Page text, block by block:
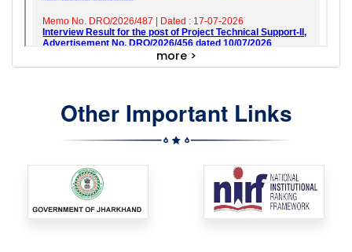
more >
Other Important Links